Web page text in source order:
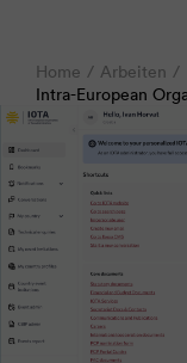
Home
Arbeiten
Intra-European